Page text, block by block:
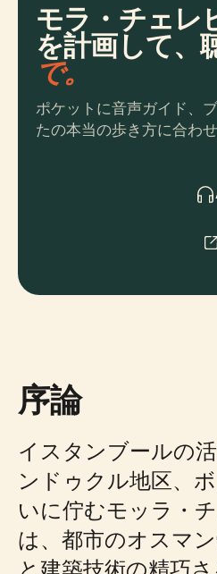
モラ・チェレ
を計画して、
で。
ポケットに音声ガイド、
たの本当の歩き方に合わ
序論
イスタンブールの
ンドゥクル地区、
いに佇むモッラ・
は、都市のオスマ